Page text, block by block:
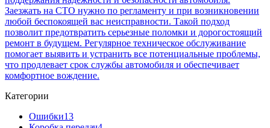
Заезжать на СТО нужно по регламенту и при возникновении
любой беспокоящей вас неисправности. Такой подход
позволит предотвратить серьезные поломки и дорогостоящий
ремонт в будущем. Регулярное техническое обслуживание
помогает выявить и устранить все потенциальные проблемы,
что продлевает срок службы автомобиля и обеспечивает
комфортное вождение.
Категории
Ошибки13